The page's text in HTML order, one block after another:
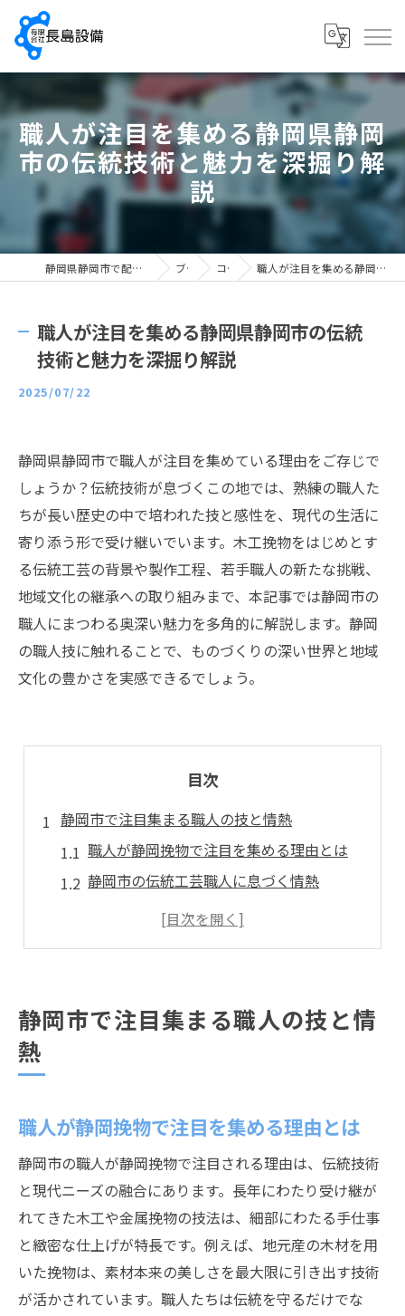
職人が注目を集める静岡県静岡
市の伝統技術と魅力を深掘り解
説
静岡県静岡市で配管工の求人なら有限会社長島設備 ブログ コラム 職人が注目を集める静岡県静岡市の伝統技術と魅力を深掘り解説
職人が注目を集める静岡県静岡市の伝統
技術と魅力を深掘り解説
2025/07/22
静岡県静岡市で職人が注目を集めている理由をご存じで
しょうか？伝統技術が息づくこの地では、熟練の職人た
ちが長い歴史の中で培われた技と感性を、現代の生活に
寄り添う形で受け継いでいます。木工挽物をはじめとす
る伝統工芸の背景や製作工程、若手職人の新たな挑戦、
地域文化の継承への取り組みまで、本記事では静岡市の
職人にまつわる奥深い魅力を多角的に解説します。静岡
の職人技に触れることで、ものづくりの深い世界と地域
文化の豊かさを実感できるでしょう。
目次
静岡市で注目集まる職人の技と情熱
職人が静岡挽物で注目を集める理由とは
静岡市の伝統工芸職人に息づく情熱
木工と金属挽物に携わる職人の魅力
職人探しで出会う静岡市の匠たち
静岡挽物の魅力を職人視点で探る
職人目線で見る静岡挽物の特徴とは
伝統工芸職人が守る静岡挽物の品質
静岡挽物職人の技術が支える美しさ
静岡市職人が伝える静岡挽物の魅力
伝統技術を支える職人が歩む道とは
静岡市の伝統を守る職人の歩み
職人技術の継承が静岡市産業を支える
静岡市で注目集まる職人の技と情
熱
職人が静岡挽物で注目を集める理由とは
静岡市の職人が静岡挽物で注目される理由は、伝統技術
と現代ニーズの融合にあります。長年にわたり受け継が
れてきた木工や金属挽物の技法は、細部にわたる手仕事
と緻密な仕上げが特長です。例えば、地元産の木材を用
いた挽物は、素材本来の美しさを最大限に引き出す技術
が活かされています。職人たちは伝統を守るだけでな